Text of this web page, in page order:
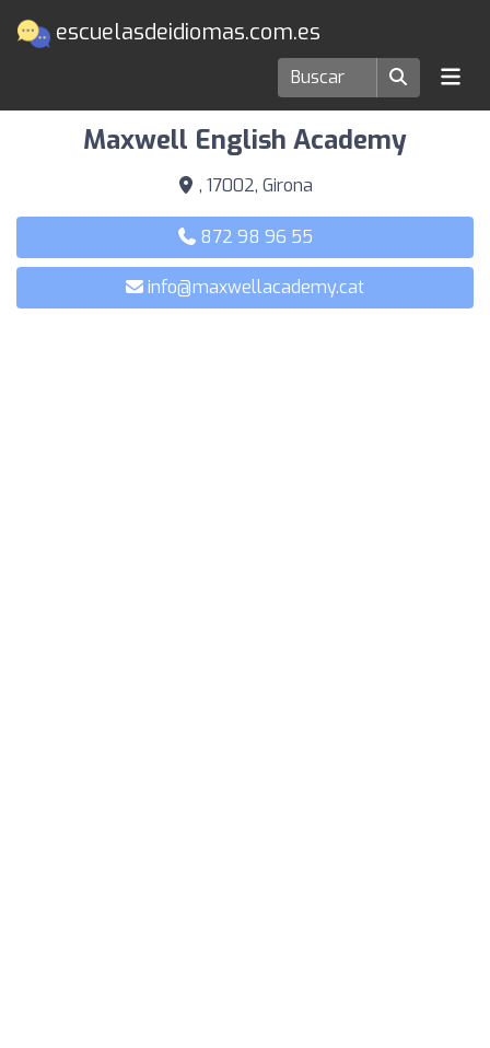
escuelasdeidiomas.com.es
Escuelas de idiomas en Girona
Maxwell English Academy
, 17002, Girona
872 98 96 55
info@maxwellacademy.cat